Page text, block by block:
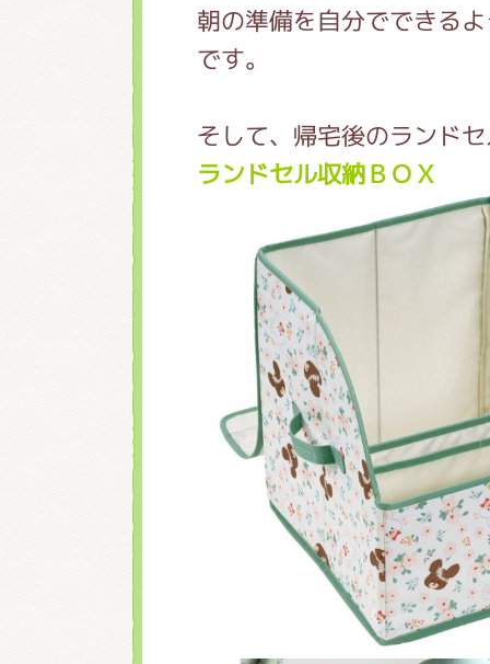
朝の準備を自分でできる
です。
そして、帰宅後のランド
ランドセル収納ＢＯＸ